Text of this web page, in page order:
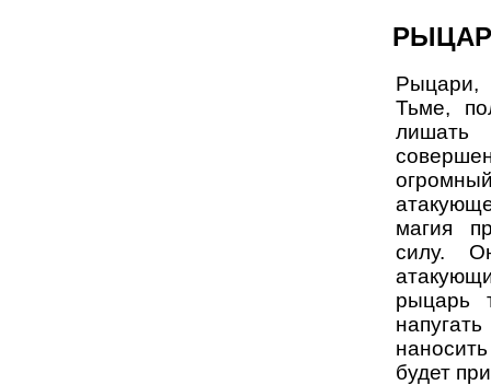
Рыцари,
Тьме,
магия
силу.
рыцарь
будет